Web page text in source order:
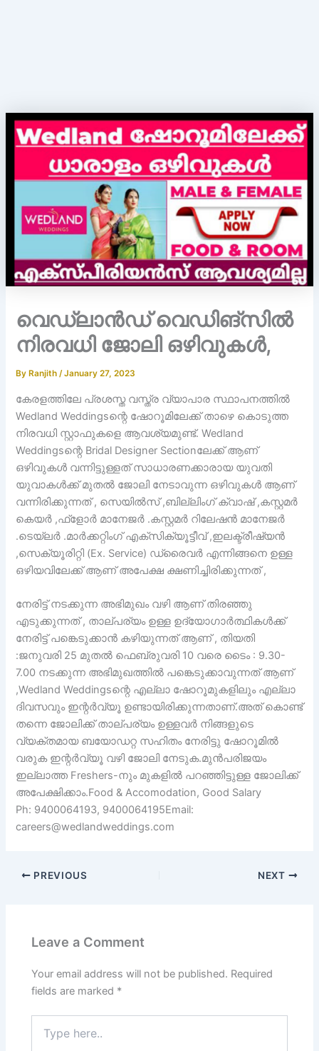
വെഡ്ലാൻഡ് വെഡിങ്സിൽ
നിരവധി ജോലി ഒഴിവുകൾ,
By Ranjith/January 27, 2023
കേരളത്തിലേ പ്രശസ്ത വസ്ത്ര വ്യാപാര സ്ഥാപനത്തിൽ
Wedland Weddingsന്റെ ഷോറൂമിലേക്ക് താഴെ കൊടുത്ത
നിരവധി സ്റ്റാഫുകളെ ആവശ്യമുണ്ട്. Wedland
Weddingsന്റെ Bridal Designer Sectionലേക്ക് ആണ്
ഒഴിവുകൾ വന്നിട്ടുള്ളത് സാധാരണക്കാരായ യുവതി
യുവാകൾക്ക് മുതൽ ജോലി നേടാവുന്ന ഒഴിവുകൾ ആണ്
വന്നിരിക്കുന്നത് , സെയിൽസ് ,ബില്ലിംഗ് ക്വാഷ് ,കസ്റ്റമർ
കെയർ ,ഫ്ളോർ മാനേജർ .കസ്റ്റമർ റിലേഷൻ മാനേജർ
.ടെയ്ലർ .മാർക്കറ്റിംഗ് എക്സിക്യൂട്ടീവ് ,ഇലക്ട്രീഷ്യൻ
,സെക്യൂരിറ്റി (Ex. Service) ഡ്രൈവർ എന്നിങ്ങനെ ഉള്ള
ഒഴിയവിലേക്ക് ആണ് അപേക്ഷ ക്ഷണിച്ചിരിക്കുന്നത് ,
നേരിട്ട് നടക്കുന്ന അഭിമുഖം വഴി ആണ് തിരഞ്ഞു
എടുക്കുന്നത് , താല്പര്യം ഉള്ള ഉദ്യോഗാർത്ഥികൾക്ക്
നേരിട്ട് പങ്കെടുക്കാൻ കഴിയുന്നത് ആണ് , തിയതി
:ജനുവരി 25 മുതൽ ഫെബ്രുവരി 10 വരെ ടൈം : 9.30-
7.00 നടക്കുന്ന അഭിമുഖത്തിൽ പങ്കെടുക്കാവുന്നത് ആണ്
,Wedland Weddingsന്റെ എല്ലാ ഷോറൂമുകളിലും എല്ലാ
ദിവസവും ഇന്റർവ്യൂ ഉണ്ടായിരിക്കുന്നതാണ്.അത് കൊണ്ട്
തന്നെ ജോലിക്ക് താല്പര്യം ഉള്ളവർ നിങ്ങളുടെ
വ്യക്തമായ ബയോഡറ്റ സഹിതം നേരിട്ടു ഷോറൂമിൽ
വരുക ഇന്റർവ്യൂ വഴി ജോലി നേടുക.മുൻപരിജയം
ഇല്ലാത്ത Freshers-നും മുകളിൽ പറഞ്ഞിട്ടുള്ള ജോലിക്ക്
അപേക്ഷിക്കാം.Food & Accomodation, Good Salary
Ph: 9400064193, 9400064195Email:
careers@wedlandweddings.com
PREVIOUS NEXT
Leave a Comment
Your email address will not be published. Required
fields are marked *
here..